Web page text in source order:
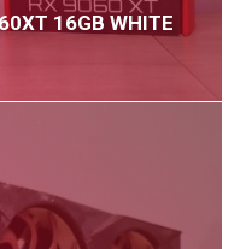
16GB WHITE